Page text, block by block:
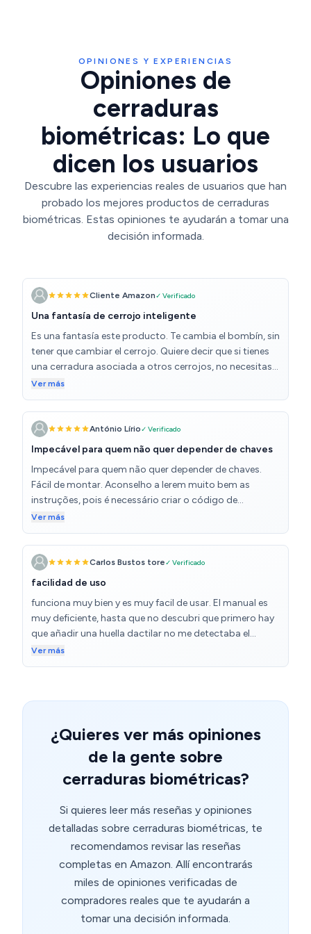
OPINIONES Y EXPERIENCIAS
Opiniones de
cerraduras
biométricas: Lo que
dicen los usuarios
Descubre las experiencias reales de usuarios que han
probado los mejores productos de cerraduras
biométricas. Estas opiniones te ayudarán a tomar una
decisión informada.
Cliente Amazon✓ Verificado
Una fantasía de cerrojo inteligente
Es una fantasía este producto. Te cambia el bombín, sin
tener que cambiar el cerrojo. Quiere decir que si tienes
una cerradura asociada a otros cerrojos, no necesitas
más instalación que el propio de cambiar el bombín.
Instalación en 2 minutos. Te resuelve la papeleta
especialmente para pisos turísticos. Luego tanto huella,
como tarjeta como código va a la perfección. El
software todavía tiene margen de mejora, pero las
nuevas actuaciones lo van mejorando. Además tienen
un servicio de atención al cliente vía WhatsApp, que te
responden y te resuelven la papeleta (especialmente al
principio que puedes tener dudas con el software). Lo
recomiendo gratamente.
Ver más
António Lírio✓ Verificado
Impecável para quem não quer depender de chaves
Impecável para quem não quer depender de chaves.
Fácil de montar. Aconselho a lerem muito bem as
instruções, pois é necessário criar o código de
administrador com o teclado numérico e só depois é
que é possível adicionar utilizadores através da APP.
Entrei em contacto com o suporte e também foram
muito solicitos. Cada utiizador pode ter vários
métodos de acesso, inclusivamente várias impressões
ocupadas.
Ver más
Carlos Bustos tore✓ Verificado
facilidad de uso
funciona muy bien y es muy facil de usar. El manual es
muy deficiente, hasta que no descubri que primero hay
que añadir una huella dactilar no me detectaba el
telefono la cerradura. Una vez añadida la huella fue muy
facil
Ver más
¿Quieres ver más opiniones
de la gente sobre
cerraduras biométricas?
Si quieres leer más reseñas y opiniones
detalladas sobre cerraduras biométricas, te
recomendamos revisar las reseñas
completas en Amazon. Allí encontrarás
miles de opiniones verificadas de
compradores reales que te ayudarán a
tomar una decisión informada.